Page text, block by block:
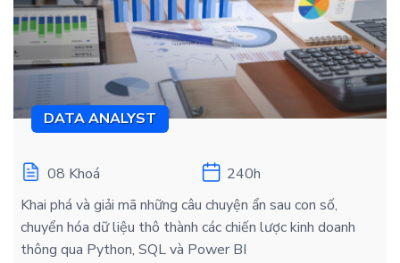
DATA ANALYST
08 Khoá
240h
Khai phá và giải mã những câu chuyện ẩn sau con số,
chuyển hóa dữ liệu thô thành các chiến lược kinh doanh
thông qua Python, SQL và Power BI